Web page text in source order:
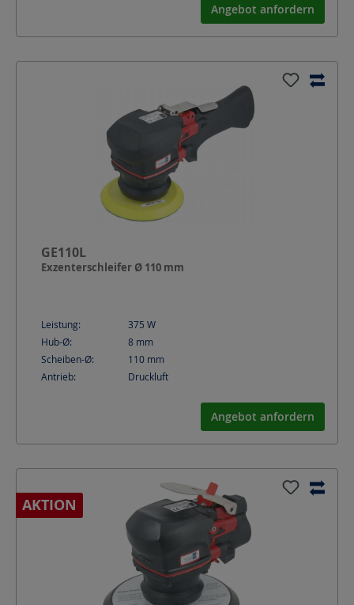
Angebot anfordern
GE110L
Exzenterschleifer Ø 110 mm
Leistung: 375 W
Hub-Ø:
8 mm
Scheiben-Ø:
110 mm
Antrieb:
Druckluft
Angebot anfordern
AKTION